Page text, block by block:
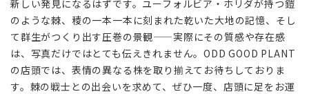
新しい発見になるはずです。ユーフォルビア・ホリダが持つ鎧
のような棘、稜の一本一本に刻まれた乾いた大地の記憶、そし
て群生がつくり出す圧巻の景観——実際にその質感や存在感
は、写真だけではとても伝えきれません。ODD GOOD PLANT
の店頭では、表情の異なる株を取り揃えてお待ちしておりま
す。棘の戦士との出会いを求めて、ぜひ一度、店頭に足をお運